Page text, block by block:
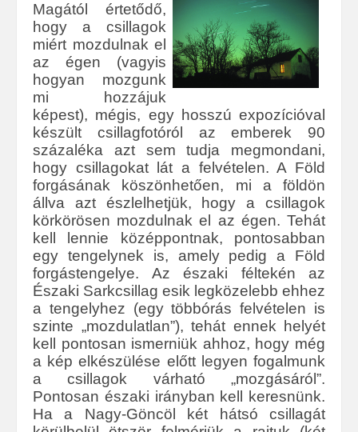
Magától értetődő,
hogy a csillagok
miért mozdulnak el
az égen (vagyis
hogyan mozgunk
mi hozzájuk
képest), mégis, egy hosszú expozícióval
készült csillagfotóról az emberek 90
százaléka azt sem tudja megmondani,
hogy csillagokat lát a felvételen. A Föld
forgásának köszönhetően, mi a földön
állva azt észlelhetjük, hogy a csillagok
körkörösen mozdulnak el az égen. Tehát
kell lennie középpontnak, pontosabban
egy tengelynek is, amely pedig a Föld
forgástengelye. Az északi féltekén az
Északi Sarkcsillag esik legközelebb ehhez
a tengelyhez (egy többórás felvételen is
szinte „mozdulatlan”), tehát ennek helyét
kell pontosan ismerniük ahhoz, hogy még
a kép elkészülése előtt legyen fogalmunk
a csillagok várható „mozgásáról”.
Pontosan északi irányban kell keresnünk.
Ha a Nagy-Göncöl két hátsó csillagát